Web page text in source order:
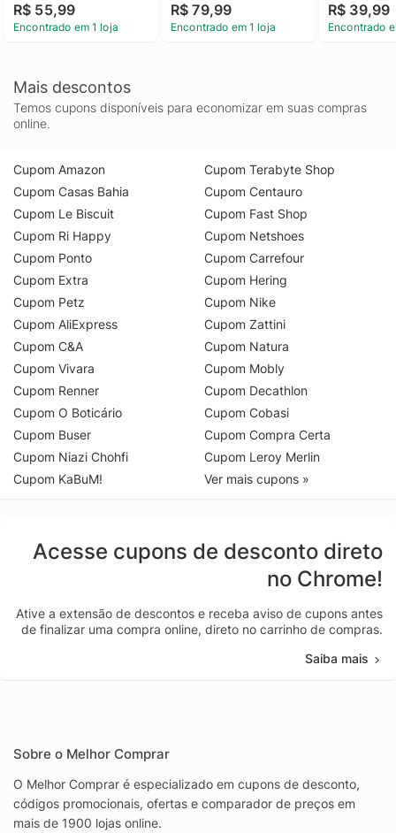
R$ 55,99
Encontrado em 1 loja
R$ 79,99
Encontrado em 1 loja
R$ 39,99
Encontrado
Mais descontos
Temos cupons disponíveis para economizar em suas compras
online.
Cupom Amazon
Cupom Casas Bahia
Cupom Le Biscuit
Cupom Ri Happy
Cupom Ponto
Cupom Extra
Cupom Petz
Cupom AliExpress
Cupom C&A
Cupom Vivara
Cupom Renner
Cupom O Boticário
Cupom Buser
Cupom Niazi Chohfi
Cupom KaBuM!
Cupom Terabyte Shop
Cupom Centauro
Cupom Fast Shop
Cupom Netshoes
Cupom Carrefour
Cupom Hering
Cupom Nike
Cupom Zattini
Cupom Natura
Cupom Mobly
Cupom Decathlon
Cupom Cobasi
Cupom Compra Certa
Cupom Leroy Merlin
Ver mais cupons »
Acesse cupons de desconto direto
no Chrome!
Ative a extensão de descontos e receba aviso de cupons antes
de finalizar uma compra online, direto no carrinho de compras.
Saiba mais
Sobre o Melhor Comprar
O Melhor Comprar é especializado em cupons de desconto,
códigos promocionais, ofertas e comparador de preços em
mais de 1900 lojas online.